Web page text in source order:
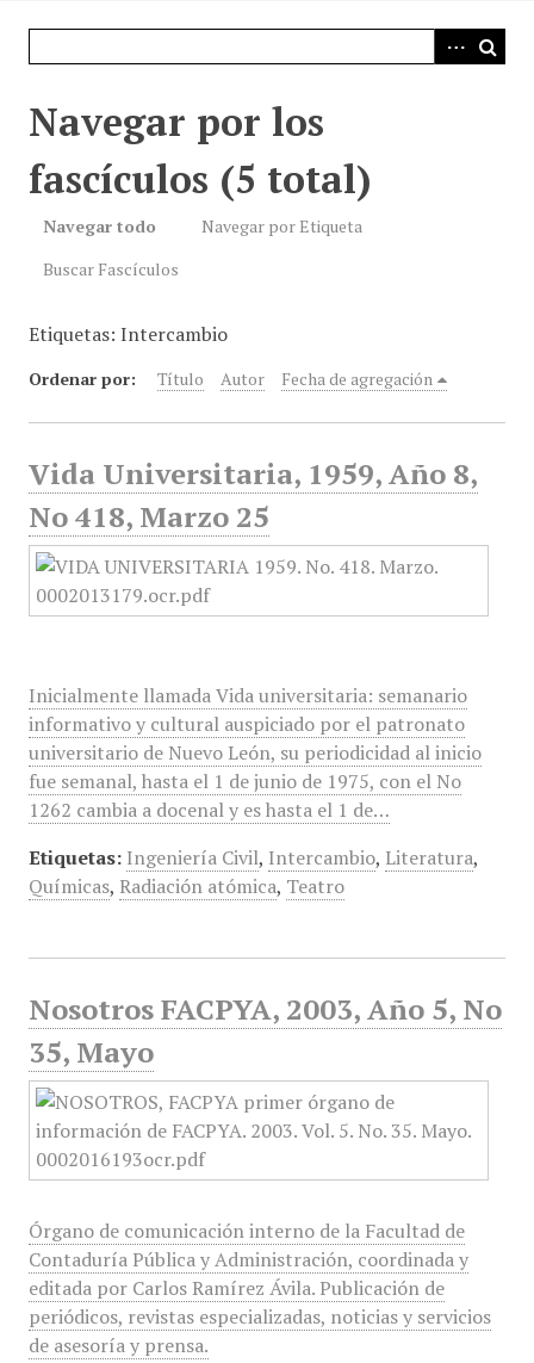
Navegar por los
fascículos (5 total)
Navegar todo
Navegar por Etiqueta
Buscar Fascículos
Etiquetas: Intercambio
Ordenar por: Título Autor Fecha de agregación
Vida Universitaria, 1959, Año 8,
No 418, Marzo 25
Inicialmente llamada Vida universitaria: semanario
informativo y cultural auspiciado por el patronato
universitario de Nuevo León, su periodicidad al inicio
fue semanal, hasta el 1 de junio de 1975, con el No
1262 cambia a docenal y es hasta el 1 de…
Etiquetas: Ingeniería Civil, Intercambio, Literatura,
Químicas, Radiación atómica, Teatro
Nosotros FACPYA, 2003, Año 5, No
35, Mayo
Órgano de comunicación interno de la Facultad de
Contaduría Pública y Administración, coordinada y
editada por Carlos Ramírez Ávila. Publicación de
periódicos, revistas especializadas, noticias y servicios
de asesoría y prensa.